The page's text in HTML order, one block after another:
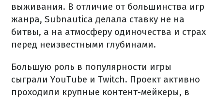
выживания. В отличие от большинства игр
жанра, Subnautica делала ставку не на
битвы, а на атмосферу одиночества и страх
перед неизвестными глубинами.
Большую роль в популярности игры
сыграли YouTube и Twitch. Проект активно
проходили крупные контент-мейкеры, в